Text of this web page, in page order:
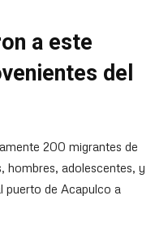
a este
del
200 migrantes de
hombres, adolescentes, y
puerto de Acapulco a